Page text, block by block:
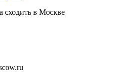
в Москве